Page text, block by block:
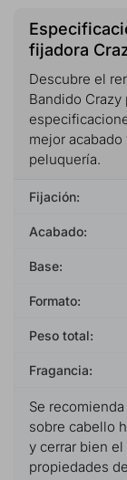
fijadora
Descubre el
Bandido
mejor
peluquería.
Fijación:
Acabado:
Base:
Formato:
Peso total:
Fragancia:
Se
sobre cabello
y cerrar bien el
propiedades